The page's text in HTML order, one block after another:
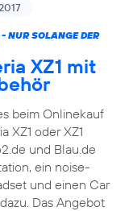
NUR SOLANGE DER
XZ1 mit
beim Onlinekauf
XZ1 oder XZ1
und Blau.de
ein noise-
und einen Car
Das Angebot